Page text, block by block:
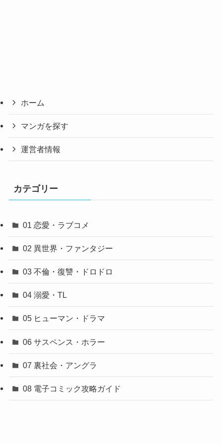
ホーム
マンガを探す
運営者情報
カテゴリー
01 恋愛・ラブコメ
02 異世界・ファンタジー
03 不倫・復讐・ドロドロ
04 溺愛・TL
05 ヒューマン・ドラマ
06 サスペンス・ホラー
07 裏社会・アングラ
08 電子コミック攻略ガイド